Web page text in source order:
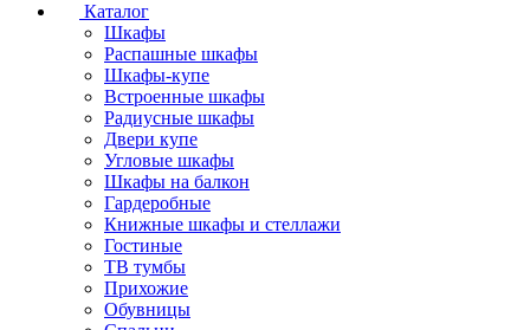
Каталог
Шкафы
Распашные шкафы
Шкафы-купе
Встроенные шкафы
Радиусные шкафы
Двери купе
Угловые шкафы
Шкафы на балкон
Гардеробные
Книжные шкафы и стеллажи
Гостиные
ТВ тумбы
Прихожие
Обувницы